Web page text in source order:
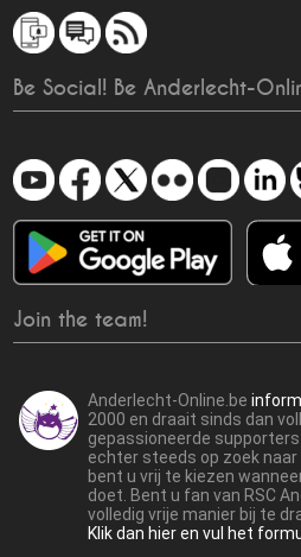
Be Social! Be Anderlecht-
Join the team!
Anderlecht-Online.be
2000 en draait sinds dan
gepassioneerde supporters
echter steeds op zoek
bent u vrij te kiezen
doet. Bent u fan van RSC
volledig vrije manier bij te
Klik dan hier en vul het